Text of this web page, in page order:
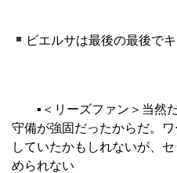
ビエルサは最後の最後で
▪︎ ＜リーズファン＞当然
守備が強固だったからだ。
していたかもしれないが、
められない